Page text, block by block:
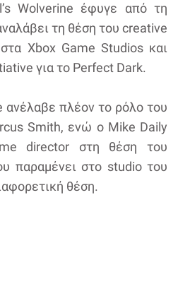
Wolverine έφυγε από τη
τη θέση του creative
Xbox Game Studios και
για το Perfect Dark.
ανέλαβε πλέον το ρόλο του
Smith, ενώ ο Mike Daily
director στη θέση του
παραμένει στο studio του
θέση.